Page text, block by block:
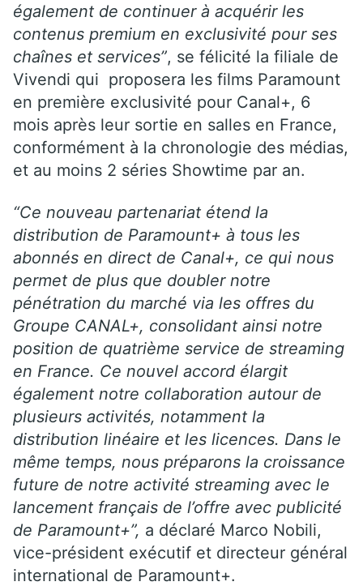
également de continuer à acquérir les
contenus premium en exclusivité pour ses
chaînes et services”, se félicité la filiale de
Vivendi qui proposera les films Paramount
en première exclusivité pour Canal+, 6
mois après leur sortie en salles en France,
conformément à la chronologie des médias,
et au moins 2 séries Showtime par an.
“Ce nouveau partenariat étend la
distribution de Paramount+ à tous les
abonnés en direct de Canal+, ce qui nous
permet de plus que doubler notre
pénétration du marché via les offres du
Groupe CANAL+, consolidant ainsi notre
position de quatrième service de streaming
en France. Ce nouvel accord élargit
également notre collaboration autour de
plusieurs activités, notamment la
distribution linéaire et les licences. Dans le
même temps, nous préparons la croissance
future de notre activité streaming avec le
lancement français de l’offre avec publicité
de Paramount+”, a déclaré Marco Nobili,
vice-président exécutif et directeur général
international de Paramount+.